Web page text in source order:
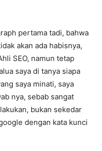
pertama tadi, bahwa
akan ada habisnya,
SEO, namun tetap
saya di tanya siapa
saya minati, saya
nya, sebab sangat
bukan sekedar
dengan kata kunci